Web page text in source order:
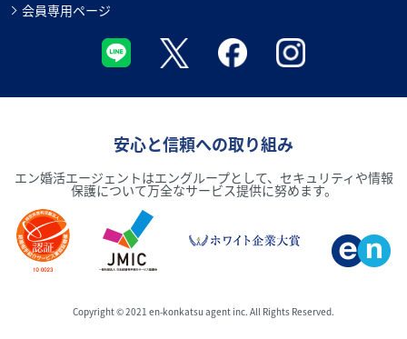
会員専用ページ
安心と信頼への取り組み
エン婚活エージェントはエングループとして、セキュリティや情報
保護について万全なサービス提供に努めます。
Copyright © 2021 en-konkatsu agent inc. All Rights Reserved.